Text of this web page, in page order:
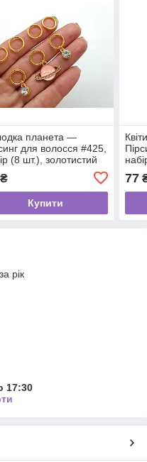
планета —
для волосся #425,
(8 шт.), золотистий
Купити
77
рік
17:30